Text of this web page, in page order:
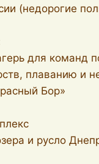
(недорогие
для команд
плаванию и
Бор»
и русло